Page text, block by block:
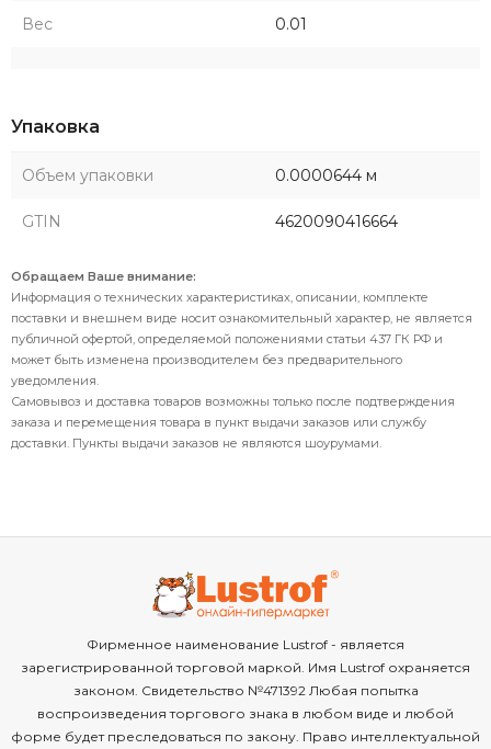
Вес 0.01
Упаковка
Объем упаковки 0.0000644 м
GTIN 4620090416664
Обращаем Ваше внимание:
Информация о технических характеристиках, описании, комплекте
поставки и внешнем виде носит ознакомительный характер, не является
публичной офертой, определяемой положениями статьи 437 ГК РФ и
может быть изменена производителем без предварительного
уведомления.
Самовывоз и доставка товаров возможны только после подтверждения
заказа и перемещения товара в пункт выдачи заказов или службу
доставки. Пункты выдачи заказов не являются шоурумами.
Фирменное наименование Lustrof - является
зарегистрированной торговой маркой. Имя Lustrof охраняется
законом. Свидетельство №471392 Любая попытка
воспроизведения торгового знака в любом виде и любой
форме будет преследоваться по закону. Право интеллектуальной